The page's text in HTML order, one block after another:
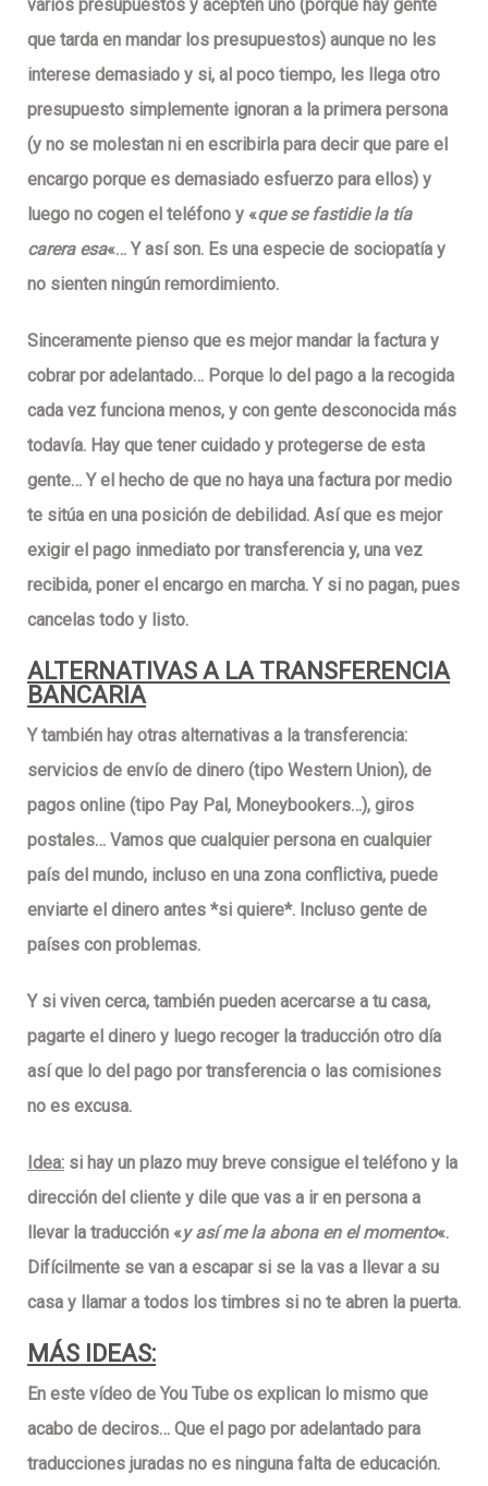
varios presupuestos y acepten uno (porque hay gente
que tarda en mandar los presupuestos) aunque no les
interese demasiado y si, al poco tiempo, les llega otro
presupuesto simplemente ignoran a la primera persona
(y no se molestan ni en escribirla para decir que pare el
encargo porque es demasiado esfuerzo para ellos) y
luego no cogen el teléfono y «que se fastidie la tía
carera esa«… Yasí son. Es una especie de sociopatía y
no sienten ningún remordimiento.
Sinceramente pienso que es mejor mandar la factura y
cobrar por adelantado… Porque lo del pago a la recogida
cada vez funciona menos, y con gente desconocida más
todavía. Hay que tener cuidado y protegerse de esta
gente… Y el hecho de que no haya una factura por medio
te sitúa en una posición de debilidad. Así que es mejor
exigir el pago inmediato por transferencia y, una vez
recibida, poner el encargo en marcha. Y si no pagan, pues
cancelas todo y listo.
ALTERNATIVAS A LA TRANSFERENCIA
BANCARIA
Y también hay otras alternativas a la transferencia:
servicios de envío de dinero (tipo Western Union), de
pagos online (tipo Pay Pal, Moneybookers…), giros
postales… Vamos que cualquier persona en cualquier
país del mundo, incluso en una zona conflictiva, puede
enviarte el dinero antes *si quiere*. Incluso gente de
países con problemas.
Y si viven cerca, también pueden acercarse a tu casa,
pagarte el dinero y luego recoger la traducción otro día
así que lo del pago por transferencia o las comisiones
no es excusa.
Idea: si hay un plazo muy breve consigue el teléfono y la
dirección del cliente y dile que vas a ir en persona a
llevar la traducción «y así me la abona en el momento«.
Difícilmente se van a escapar si se la vas a llevar a su
casa y llamar a todos los timbres si no te abren la puerta.
MÁS IDEAS:
En este vídeo de You Tube os explican lo mismo que
acabo de deciros… Que el pago por adelantado para
traducciones juradas no es ninguna falta de educación.